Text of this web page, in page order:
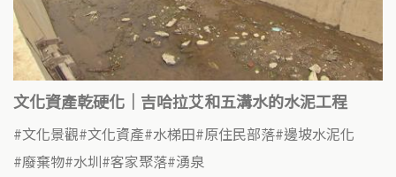
文化資產乾硬化｜吉哈拉艾和五溝水的水泥工程
文化景觀 文化資產 水梯田 原住民部落 邊坡水泥化
廢棄物 水圳 客家聚落 湧泉